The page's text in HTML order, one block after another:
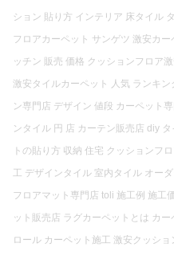
ション 貼り方 インテリア 床タイル
フロアカーペット サンゲツ 激安カ
ッチン 販売 価格 クッションフロア
激安タイルカーペット 人気 ランキ
ン専門店 デザイン 値段 カーペット
ンタイル 円 店 カーテン販売店 diy
トの貼り方 収納 住宅 クッションフ
工 デザインタイル 室内タイル オー
フロアマット専門店 toli 施工例 施工
ット販売店 ラグカーペットとは カ
ロール カーペット施工 激安クッシ